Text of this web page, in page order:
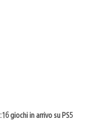
giochi in arrivo su PS5